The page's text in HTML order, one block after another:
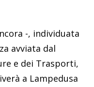
-, individuata
avviata dal
e dei Trasporti,
a Lampedusa